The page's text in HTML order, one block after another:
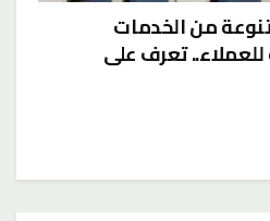
من الخدمات
تعرف على